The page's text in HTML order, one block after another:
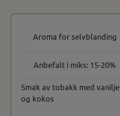
Aroma for selvblanding
Anbefalt i miks: 15-20%
Smak av tobakk med vanilje
og kokos